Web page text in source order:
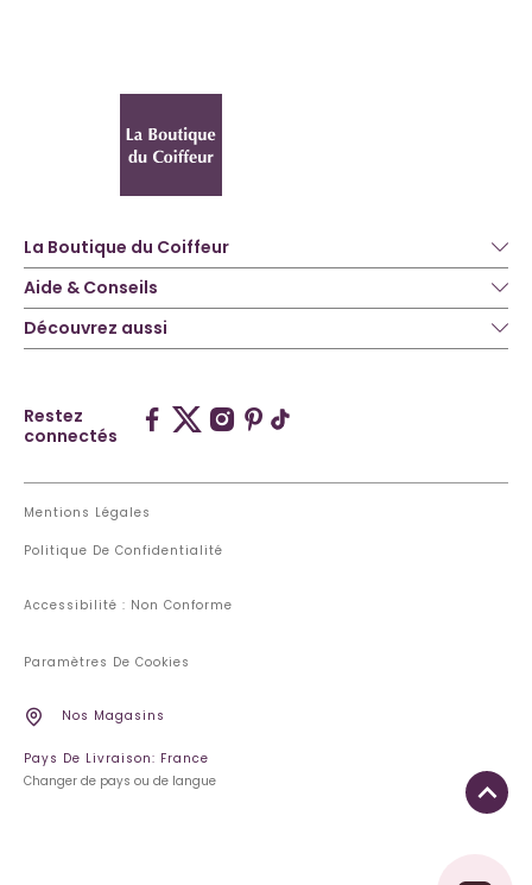
La Boutique du Coiffeur
Aide & Conseils
Découvrez aussi
Restez
connectés
Mentions Légales
Politique De Confidentialité
Accessibilité : Non Conforme
Paramètres De Cookies
Nos Magasins
Pays De Livraison: France
Changer de pays ou de langue